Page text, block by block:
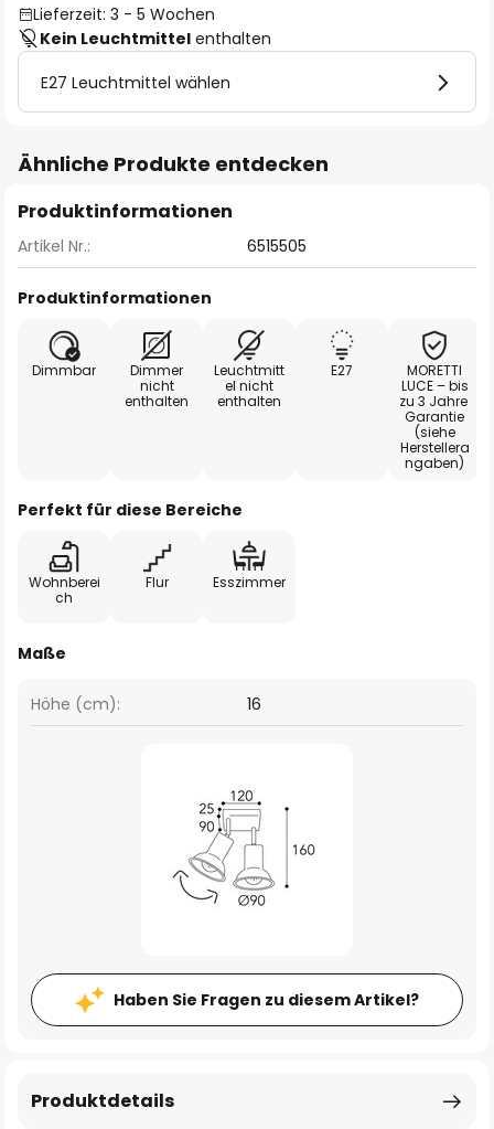
Lieferzeit: 3 - 5 Wochen
Kein Leuchtmittel enthalten
E27 Leuchtmittel wählen
Ähnliche Produkte entdecken
Produktinformationen
Artikel Nr.: 6515505
Produktinformationen
Dimmbar
Dimmer
nicht
enthalten
Leuchtmitt
el nicht
enthalten
E27
MORETTI
LUCE – bis
zu 3 Jahre
Garantie
(siehe
Herstellera
ngaben)
Perfekt für diese Bereiche
Wohnberei
ch
Flur Esszimmer
Maße
Höhe (cm): 16
Haben Sie Fragen zu diesem Artikel?
Produktdetails